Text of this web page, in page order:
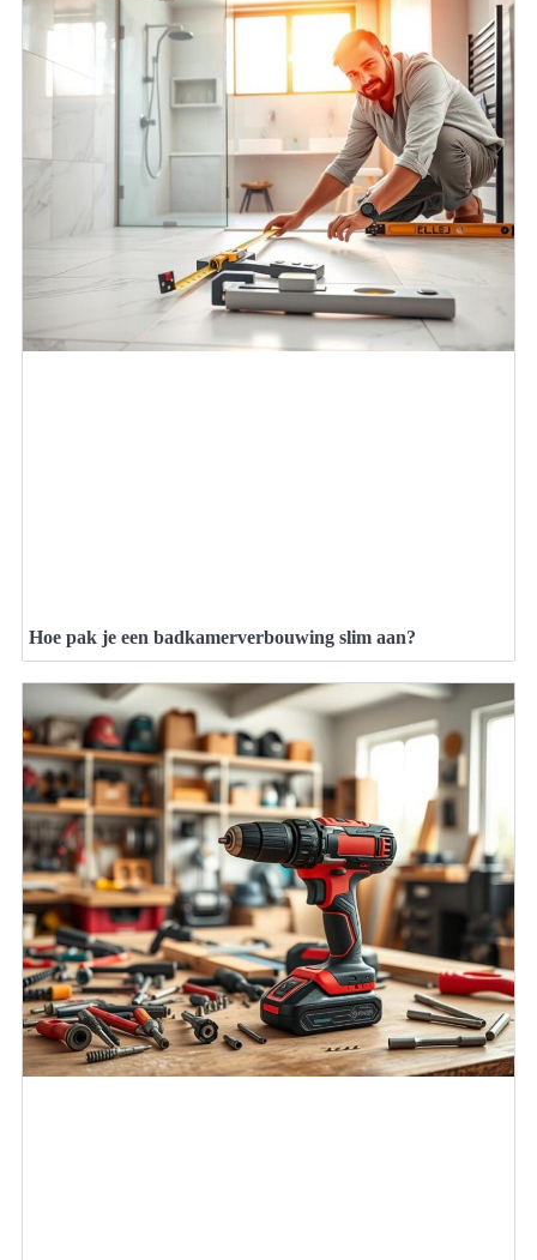
Hoe pak je een badkamerverbouwing slim aan?